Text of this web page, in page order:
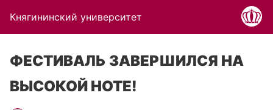
Княгининский университет
ФЕСТИВАЛЬ ЗАВЕРШИЛСЯ НА
ВЫСОКОЙ НОТЕ!